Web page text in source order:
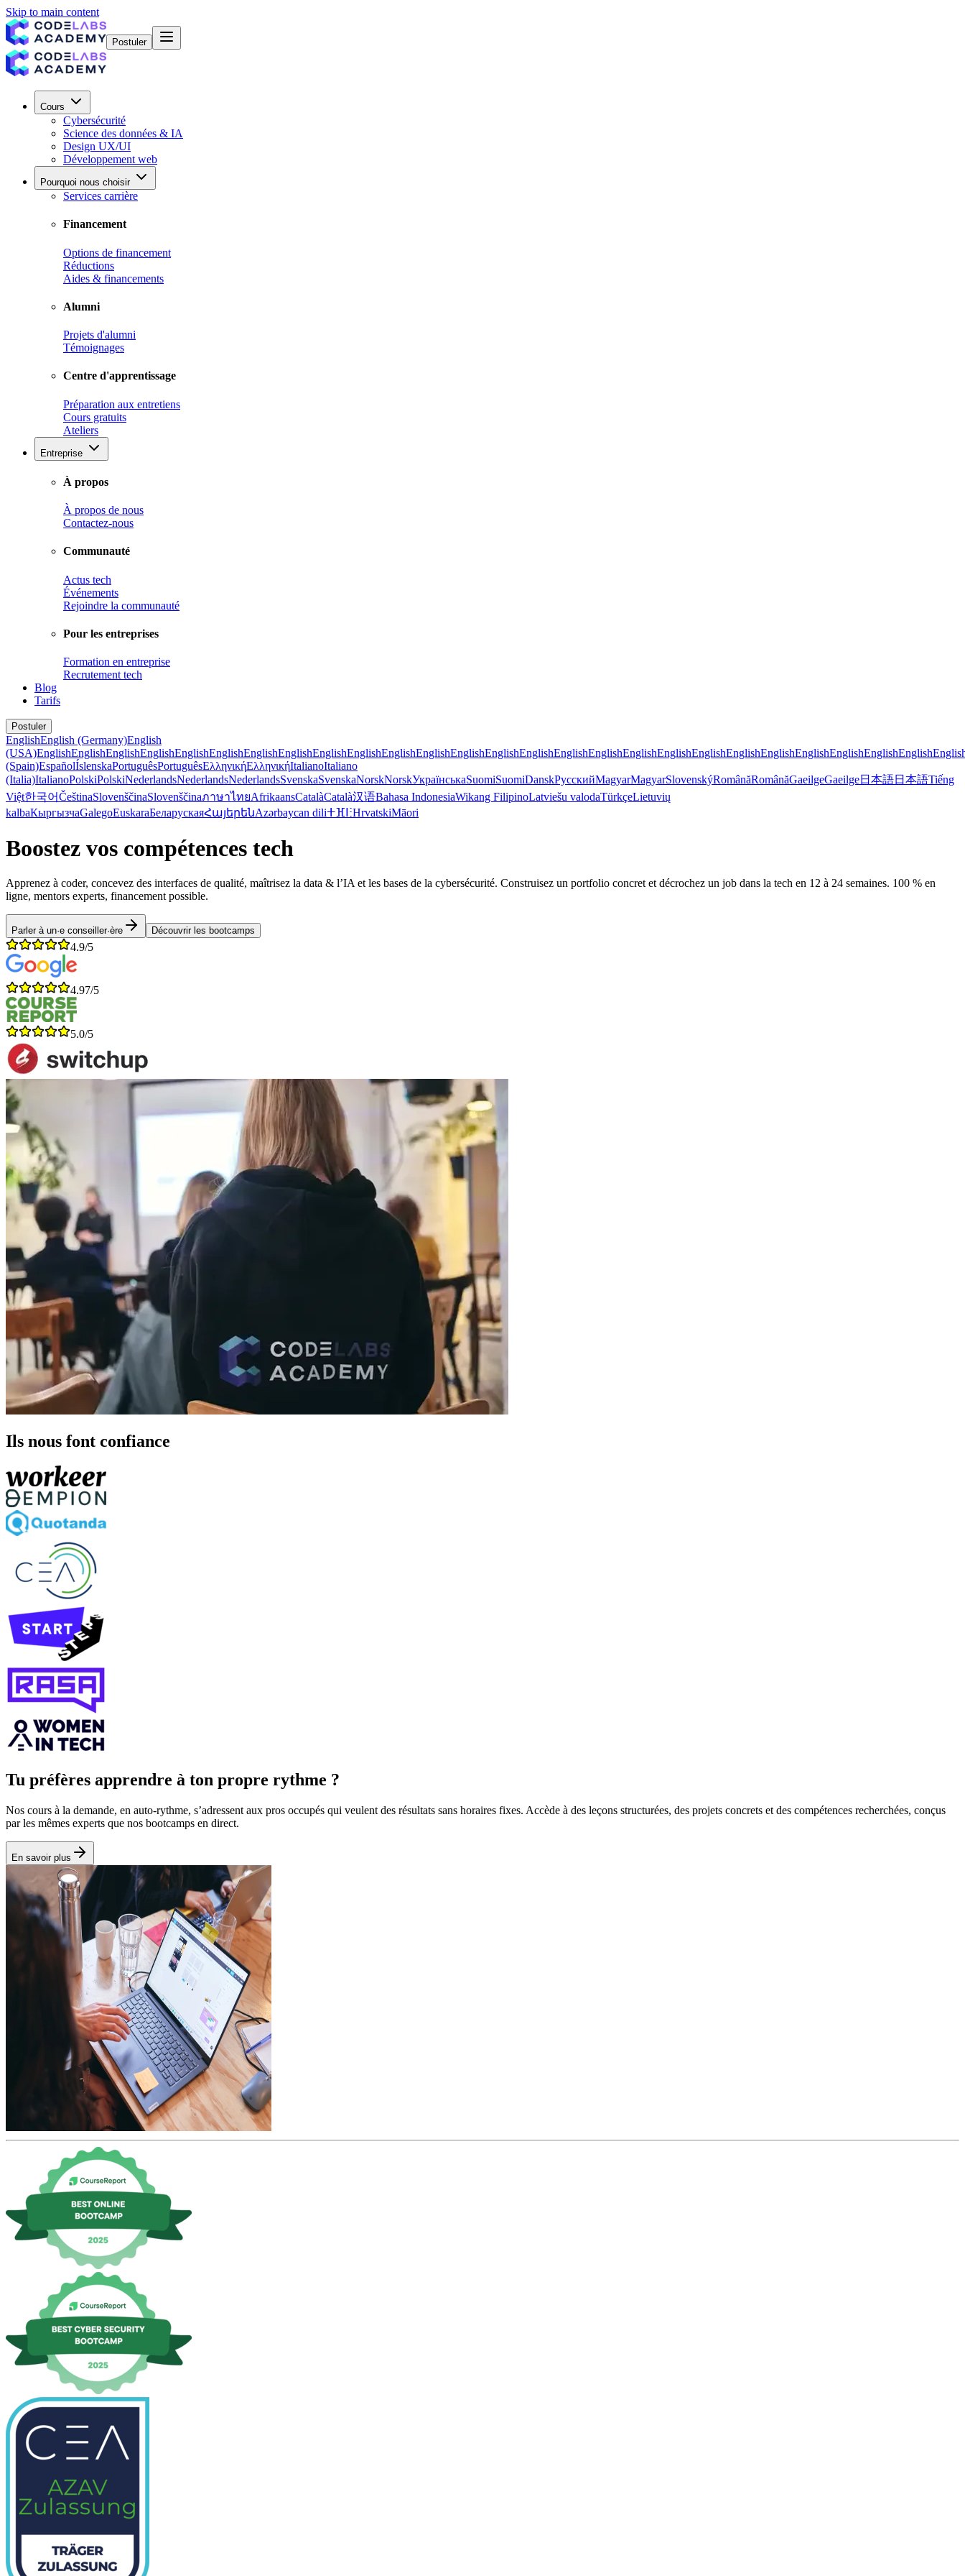
Skip to main content
Postuler
Cours
Cybersécurité
Science des données & IA
Design UX/UI
Développement web
Pourquoi nous choisir
Services carrière
Financement
Options de financement
Réductions
Aides & financements
Alumni
Projets d'alumni
Témoignages
Centre d'apprentissage
Préparation aux entretiens
Cours gratuits
Ateliers
Entreprise
À propos
À propos de nous
Contactez-nous
Communauté
Actus tech
Événements
Rejoindre la communauté
Pour les entreprises
Formation en entreprise
Recrutement tech
Blog
Tarifs
Postuler
EnglishEnglish (Germany)English
(USA)EnglishEnglishEnglishEnglishEnglishEnglishEnglishEnglishEnglishEnglishEnglishEnglishEnglishEnglishEnglishEnglishEnglishEnglishEnglishEnglishEnglishEnglishEnglishEnglishEnglishEnglish
(Spain)EspañolÍslenskaPortuguêsPortuguêsΕλληνικήΕλληνικήItalianoItaliano
(Italia)ItalianoPolskiPolskiNederlandsNederlandsNederlandsSvenskaSvenskaNorskNorskУкраїнськаSuomiSuomiDanskРусскийMagyarMagyarSlovenskýRomânăRomânăGaeilgeGaeilge日本語日本語Tiếng
Việt한국어ČeštinaSlovenščinaSlovenščinaภาษาไทยAfrikaansCatalàCatalà汉语Bahasa IndonesiaWikang FilipinoLatviešu valodaTürkçeLietuvių
kalbaКыргызчаGalegoEuskaraБеларускаяՀայերենAzərbaycan diliⵜⴼⵏⵗHrvatskiMāori
Boostez vos compétences tech
Apprenez à coder, concevez des interfaces de qualité, maîtrisez la data & l’IA et les bases de la cybersécurité. Construisez un portfolio concret et décrochez un job dans la tech en 12 à 24 semaines. 100 % en
ligne, mentors experts, financement possible.
Parler à un·e conseiller·ère Découvrir les bootcamps
4.9/5
4.97/5
5.0/5
Ils nous font confiance
Tu préfères apprendre à ton propre rythme ?
Nos cours à la demande, en auto‑rythme, s’adressent aux pros occupés qui veulent des résultats sans horaires fixes. Accède à des leçons structurées, des projets concrets et des compétences recherchées, conçus
par les mêmes experts que nos bootcamps en direct.
En savoir plus